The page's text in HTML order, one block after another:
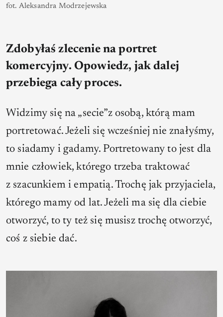
fot. Aleksandra Modrzejewska
Zdobyłaś zlecenie na portret
komercyjny. Opowiedz, jak dalej
przebiega cały proces.
Widzimy się na „secie”z osobą, którą mam
portretować. Jeżeli się wcześniej nie znałyśmy,
to siadamy i gadamy. Portretowany to jest dla
mnie człowiek, którego trzeba traktować
z szacunkiem i empatią. Trochę jak przyjaciela,
którego mamy od lat. Jeżeli ma się dla ciebie
otworzyć, to ty też się musisz trochę otworzyć,
coś z siebie dać.